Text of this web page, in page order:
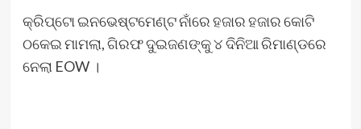
କ୍ରିପ୍ଟୋ ଇନଭେଷ୍ଟମେଣ୍ଟ ନାଁରେ ହଜାର ହଜାର କୋଟି
ଠକେଇ ମାମଲା, ଗିରଫ ଦୁଇଜଣଙ୍କୁ ୪ ଦିନିଆ ରିମାଣ୍ଡରେ
ନେଲା EOW ।